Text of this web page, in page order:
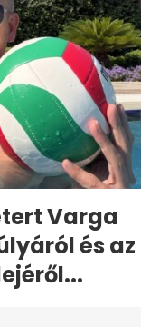
Varga
és az